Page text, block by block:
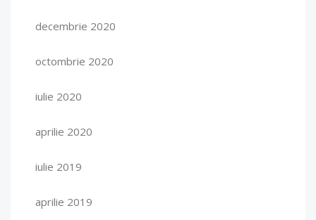
decembrie 2020
octombrie 2020
iulie 2020
aprilie 2020
iulie 2019
aprilie 2019